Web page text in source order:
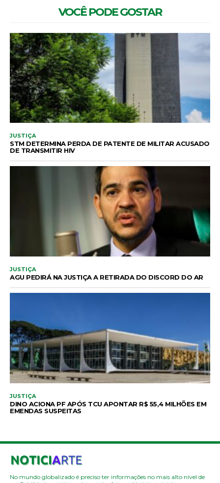
VOCÊ PODE GOSTAR
JUSTIÇA
STM DETERMINA PERDA DE PATENTE DE MILITAR ACUSADO
DE TRANSMITIR HIV
JUSTIÇA
AGU PEDIRÁ NA JUSTIÇA A RETIRADA DO DISCORD DO AR
JUSTIÇA
DINO ACIONA PF APÓS TCU APONTAR R$ 55,4 MILHÕES EM
EMENDAS SUSPEITAS
No mundo globalizado é preciso ter informações no mais alto nível de